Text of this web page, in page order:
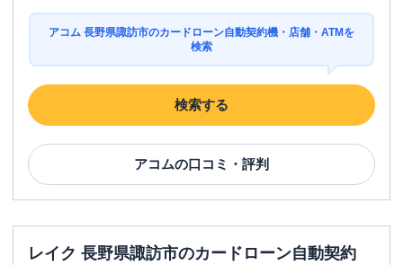
アコム 長野県諏訪市のカードローン自動契約機・店舗・ATMを
検索
検索する
アコムの口コミ・評判
レイク 長野県諏訪市のカードローン自動契約